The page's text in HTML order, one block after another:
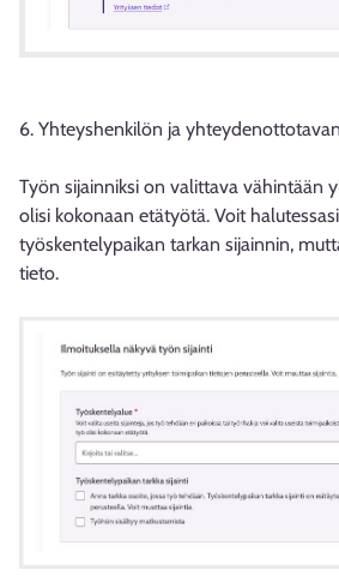
6. Yhteyshenkilön ja
Työn sijainniksi on valittava vähintään
olisi kokonaan etätyötä. Voit
työskentelypaikan tarkan sijainnin,
tieto.